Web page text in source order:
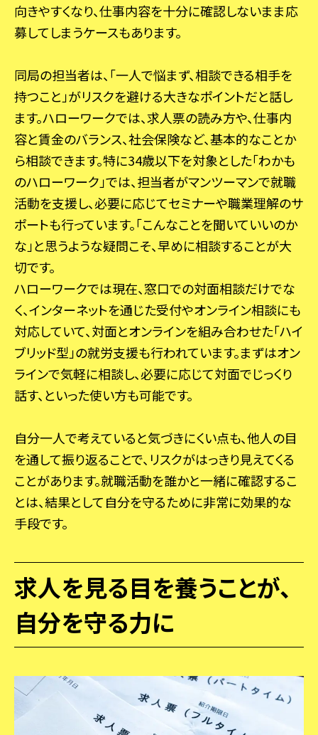
向きやすくなり、仕事内容を十分に確認しないまま応
募してしまうケースもあります。
同局の担当者は、「一人で悩まず、相談できる相手を
持つこと」がリスクを避ける大きなポイントだと話し
ます。ハローワークでは、求人票の読み方や、仕事内
容と賃金のバランス、社会保険など、基本的なことか
ら相談できます。特に34歳以下を対象とした「わかも
のハローワーク」では、担当者がマンツーマンで就職
活動を支援し、必要に応じてセミナーや職業理解のサ
ポートも行っています。「こんなことを聞いていいのか
な」と思うような疑問こそ、早めに相談することが大
切です。
ハローワークでは現在、窓口での対面相談だけでな
く、インターネットを通じた受付やオンライン相談にも
対応していて、対面とオンラインを組み合わせた「ハイ
ブリッド型」の就労支援も行われています。まずはオン
ラインで気軽に相談し、必要に応じて対面でじっくり
話す、といった使い方も可能です。
自分一人で考えていると気づきにくい点も、他人の目
を通して振り返ることで、リスクがはっきり見えてくる
ことがあります。就職活動を誰かと一緒に確認するこ
とは、結果として自分を守るために非常に効果的な
手段です。
求人を見る目を養うことが、
自分を守る力に